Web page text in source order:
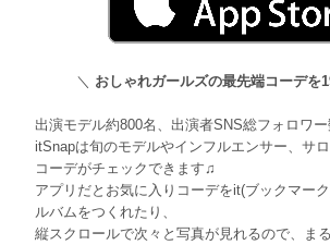
＼ おしゃれガールズの最先端コーデを
出演モデル約800名、出演者SNS総フォロワー
itSnapは旬のモデルやインフルエンサー、サ
コーデがチェックできます♫
アプリだとお気に入りコーデをit(ブックマー
ルバムをつくれたり、
縦スクロールで次々と写真が見れるので、ま